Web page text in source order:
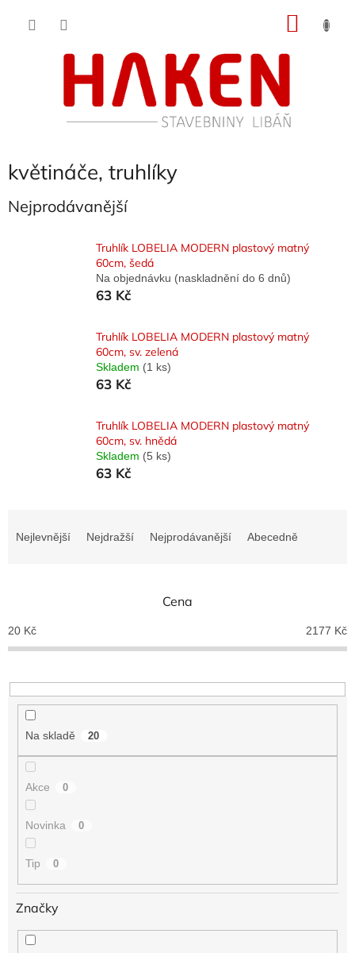
květináče, truhlíky
Nejprodávanější
Truhlík LOBELIA MODERN plastový matný
60cm, šedá
Na objednávku (naskladnění do 6 dnů)
63 Kč
Truhlík LOBELIA MODERN plastový matný
60cm, sv. zelená
Skladem (1 ks)
63 Kč
Truhlík LOBELIA MODERN plastový matný
60cm, sv. hnědá
Skladem (5 ks)
63 Kč
p
r
o
u
Nejlevnější Nejdražší Nejprodávanější Abecedně
Cena
20 Kč 2177 Kč
Na skladě 20
Akce 0
Novinka 0
Tip 0
Značky